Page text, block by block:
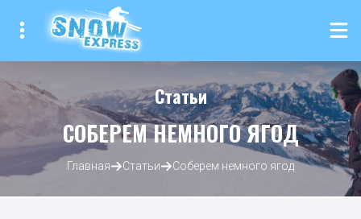
Статьи
СОБЕРЕМ НЕМНОГО ЯГОД
Главная Статьи Соберем немного ягод